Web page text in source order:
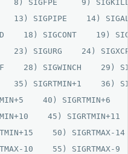
8) SIGFPE     9)
13) SIGPIPE    14)
18) SIGCONT    19)
23) SIGURG    24)
28) SIGWINCH    29)
35) SIGRTMIN+1    36)
40) SIGRTMIN+6
45) SIGRTMIN+11
50) SIGRTMAX-
10    55) SIGRTMAX-9